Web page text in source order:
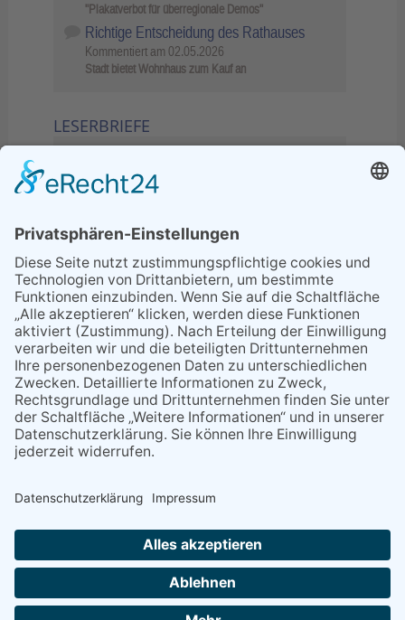
"Plakatverbot für überregionale Demos"
Richtige Entscheidung des Rathauses
Kommentiert am 02.05.2026
Stadt bietet Wohnhaus zum Kauf an
LESERBRIEFE
Sperrung B455: Kleiner
Grenzverkehr statt weite Wege
21.04.2026
Wenn Bahn-Computer nicht
miteinander kommunizieren
11.03.2026
"Plakatverbot für überregionale
Demos"
04.02.2026
Gelbe Tonne – Ein kleiner Blick
über den Tellerand
04.02.2026
Plastikersparnis durch Nutzung
von Gelber Tonne statt Säcken
NACH OBEN
Alle Rechte vorbehalten - Eppsteiner Zeitung Druck- und Verlags-
GmbH